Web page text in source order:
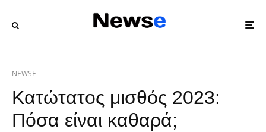
NEWSE
Κατώτατος μισθός 2023:
Πόσα είναι καθαρά;